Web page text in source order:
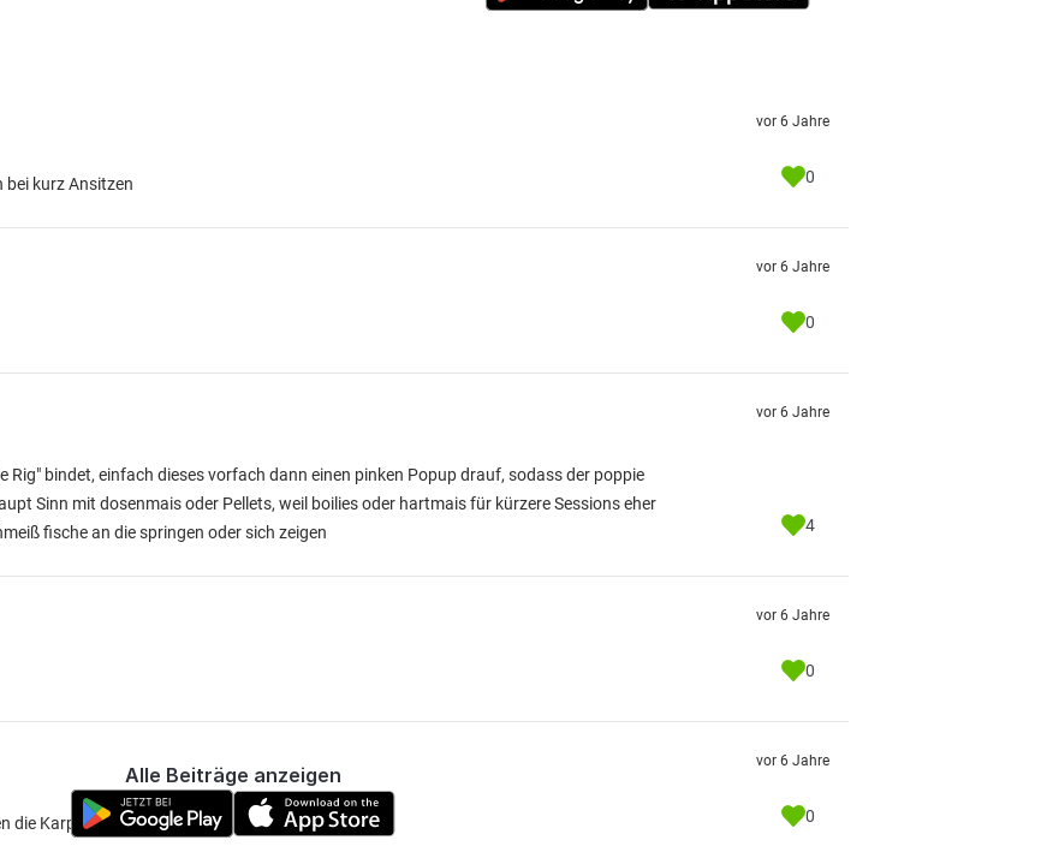
bei kurz Ansitzen
vor 6 Jahre
0
vor 6 Jahre
0
Rig" bindet, einfach dieses vorfach dann einen pinken Popup drauf, sodass der poppie
Sinn mit dosenmais oder Pellets, weil boilies oder hartmais für kürzere Sessions eher
fische an die springen oder sich zeigen
vor 6 Jahre
4
vor 6 Jahre
0
Karpfen an zu Laichen.1Handvoll Boilies reicht!
vor 6 Jahre
0
Alle Beiträge anzeigen